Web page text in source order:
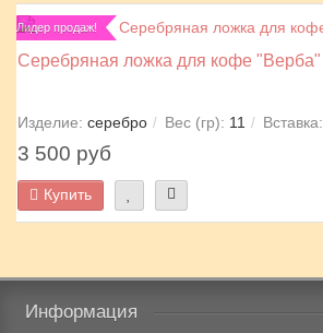
Лидер продаж!
Серебряная ложка для кофе "Верба"
Изделие: серебро Вес (гр): 11 Вставка:
3 500 руб
Купить
Информация